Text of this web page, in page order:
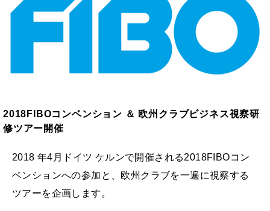
2018FIBOコンベンション ＆ 欧州クラブビジネス視察研
修ツアー開催
2018 年4月ドイツ ケルンで開催される2018FIBOコン
ベンションへの参加と、欧州クラブを一遍に視察する
ツアーを企画します。